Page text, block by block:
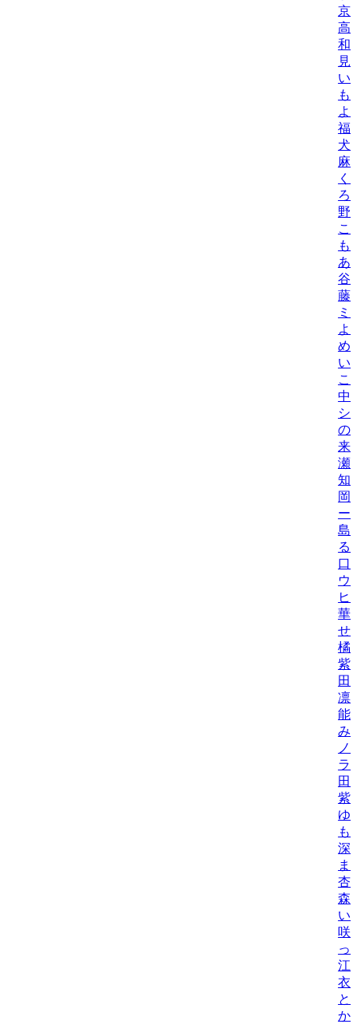
京
高
和
見
い
も
よ
福
犬
麻
く
ろ
野
こ
も
あ
谷
藤
ミ
よ
め
い
こ
中
シ
の
来/
瀬
知/
岡
ー
島
る
口
ウ
ヒ
華
せ
橘
紫
田
凛/
能
み/
ノ
ラ
田
紫
ゆ
も
深
ま
杏/
森
い
咲
っ
江
衣
と
か/